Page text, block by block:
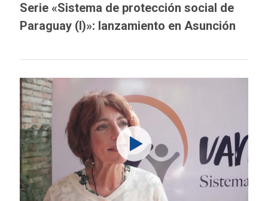
Serie «Sistema de protección social de
Paraguay (I)»: lanzamiento en Asunción